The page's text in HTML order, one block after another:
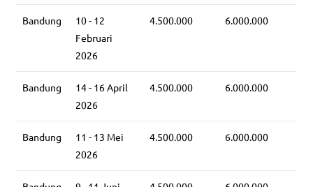
Bandung
10 - 12
Februari
2026
4.500.000 6.000.000
Bandung
14 - 16 April
2026
4.500.000 6.000.000
Bandung
11 - 13 Mei
2026
4.500.000 6.000.000